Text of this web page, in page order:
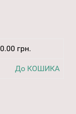
0.00 грн.
До КОШИКА